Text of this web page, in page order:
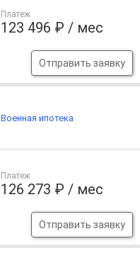
Платеж
123 496 ₽ / мес
Отправить заявку
Платеж
126 273 ₽ / мес
Отправить заявку
Военная ипотека